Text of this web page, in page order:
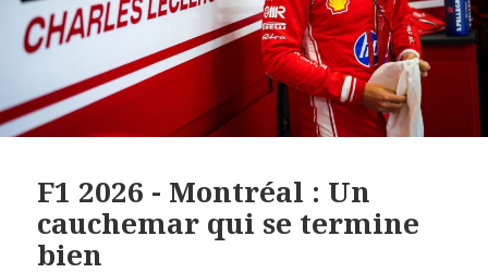
F1 2026 - Montréal : Un
cauchemar qui se termine
bien